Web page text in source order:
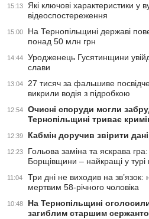
15:13
Які ключові характеристики у
відеоспостереження
15:00
На Тернопільщині державі
понад 50 млн грн
14:44
Уродженець Гусятинщини
слави
13:04
27 тисяч за фальшиве
викрили водія з підробкою
12:54
Очисні споруди могли
Тернопільщині триває
12:39 Кабмін доручив звірити
12:23
Гольова заміна та яскрава
Борщівщини – найкращі у турі
11:04
Три дні не виходив на
мертвим 58-річного чоловіка
10:48
На Тернопільщині
загиблим старшим